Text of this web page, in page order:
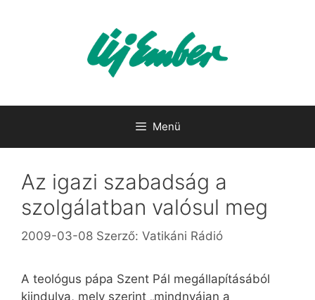
Menü
Az igazi szabadság a
szolgálatban valósul meg
2009-03-08 Szerző: Vatikáni Rádió
A teológus pápa Szent Pál megállapításából
kiindulva, mely szerint „mindnyájan a